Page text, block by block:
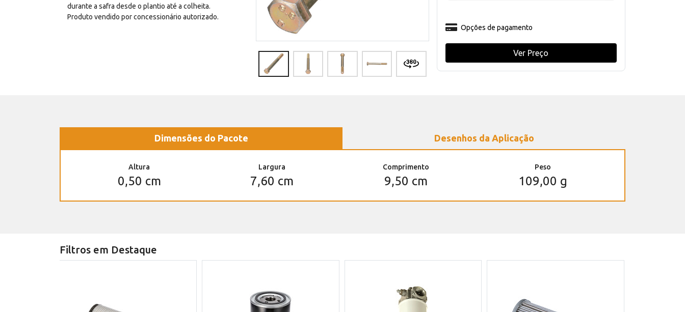
durante a safra desde o plantio até a colheita.
Produto vendido por concessionário autorizado.
Opções de pagamento
Ver Preço
Dimensões do Pacote Desenhos da Aplicação
Altura
0,50 cm
Largura
7,60 cm
Comprimento
9,50 cm
Peso
109,00 g
Filtros em Destaque